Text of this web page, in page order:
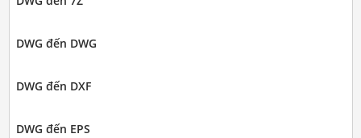
DWG đến DWG
DWG đến DXF
DWG đến EPS